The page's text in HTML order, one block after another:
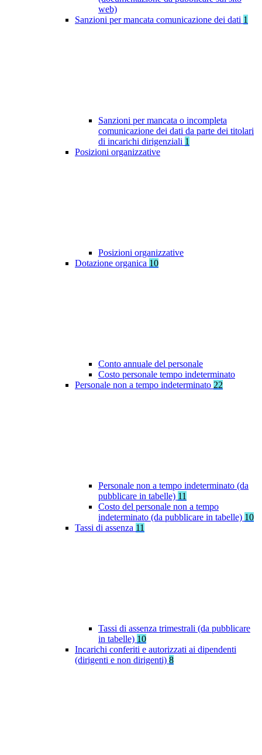
web)
Sanzioni per mancata comunicazione dei dati 1
Sanzioni per mancata o incompleta
comunicazione dei dati da parte dei titolari
di incarichi dirigenziali 1
Posizioni organizzative
Posizioni organizzative
Dotazione organica 10
Conto annuale del personale
Costo personale tempo indeterminato
Personale non a tempo indeterminato 22
Personale non a tempo indeterminato (da
pubblicare in tabelle) 11
Costo del personale non a tempo
indeterminato (da pubblicare in tabelle) 10
Tassi di assenza 11
Tassi di assenza trimestrali (da pubblicare
in tabelle) 10
Incarichi conferiti e autorizzati ai dipendenti
(dirigenti e non dirigenti) 8